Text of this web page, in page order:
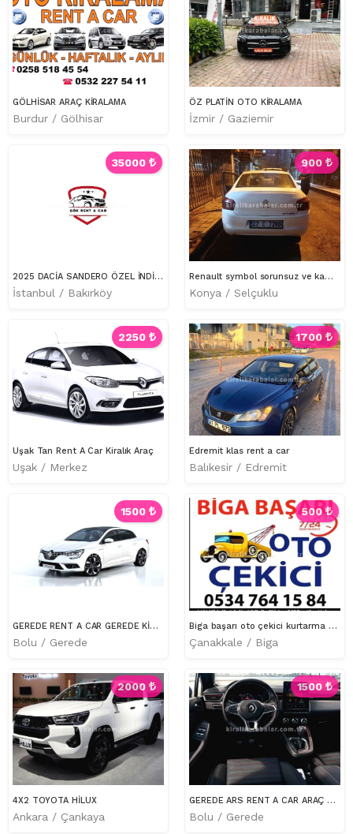
GÖLHİSAR ARAÇ KİRALAMA
Burdur / Gölhisar
ÖZ PLATİN OTO KİRALAMA
İzmir / Gaziemir
35000
2025 DACİA SANDERO ÖZEL İNDİRİMLER İSTANBULDA EN UYGUN!
İstanbul / Bakırköy
900
Renault symbol sorunsuz ve kampanyalı
Konya / Selçuklu
2250
Uşak Tan Rent A Car Kiralık Araç
Uşak / Merkez
1700
Edremit klas rent a car
Balıkesir / Edremit
1500
GEREDE RENT A CAR GEREDE KİRALIK ARAÇ ARS RENT A CAR GEREDE
Bolu / Gerede
500
Biga başarı oto çekici kurtarma Yol yardım hizmeti olarak hizmet vermekteyiz 0534 764 15 84 hemen arayın
Çanakkale / Biga
2000
4X2 TOYOTA HİLUX
Ankara / Çankaya
1500
GEREDE ARS RENT A CAR ARAÇ KİRALAMA
Bolu / Gerede